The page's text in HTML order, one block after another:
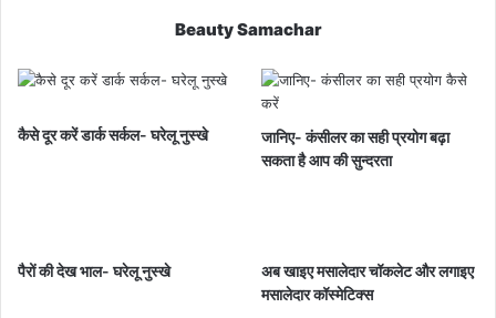
Beauty Samachar
कैसे दूर करें डार्क सर्कल- घरेलू नुस्खे
जानिए- कंसीलर का सही प्रयोग बढ़ा
सकता है आप की सुन्दरता
पैरों की देख भाल- घरेलू नुस्खे
अब खाइए मसालेदार चॉकलेट और लगाइए
मसालेदार कॉस्‍मेटिक्‍स